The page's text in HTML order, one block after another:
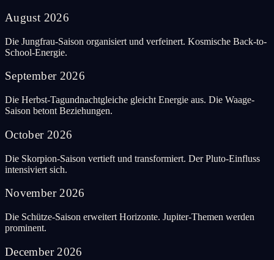
August 2026
Die Jungfrau-Saison organisiert und verfeinert. Kosmische Back-to-
School-Energie.
September 2026
Die Herbst-Tagundnachtgleiche gleicht Energie aus. Die Waage-
Saison betont Beziehungen.
October 2026
Die Skorpion-Saison vertieft und transformiert. Der Pluto-Einfluss
intensiviert sich.
November 2026
Die Schütze-Saison erweitert Horizonte. Jupiter-Themen werden
prominent.
December 2026